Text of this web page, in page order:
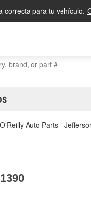
correcta para tu vehículo.
O'Reilly Auto Parts -